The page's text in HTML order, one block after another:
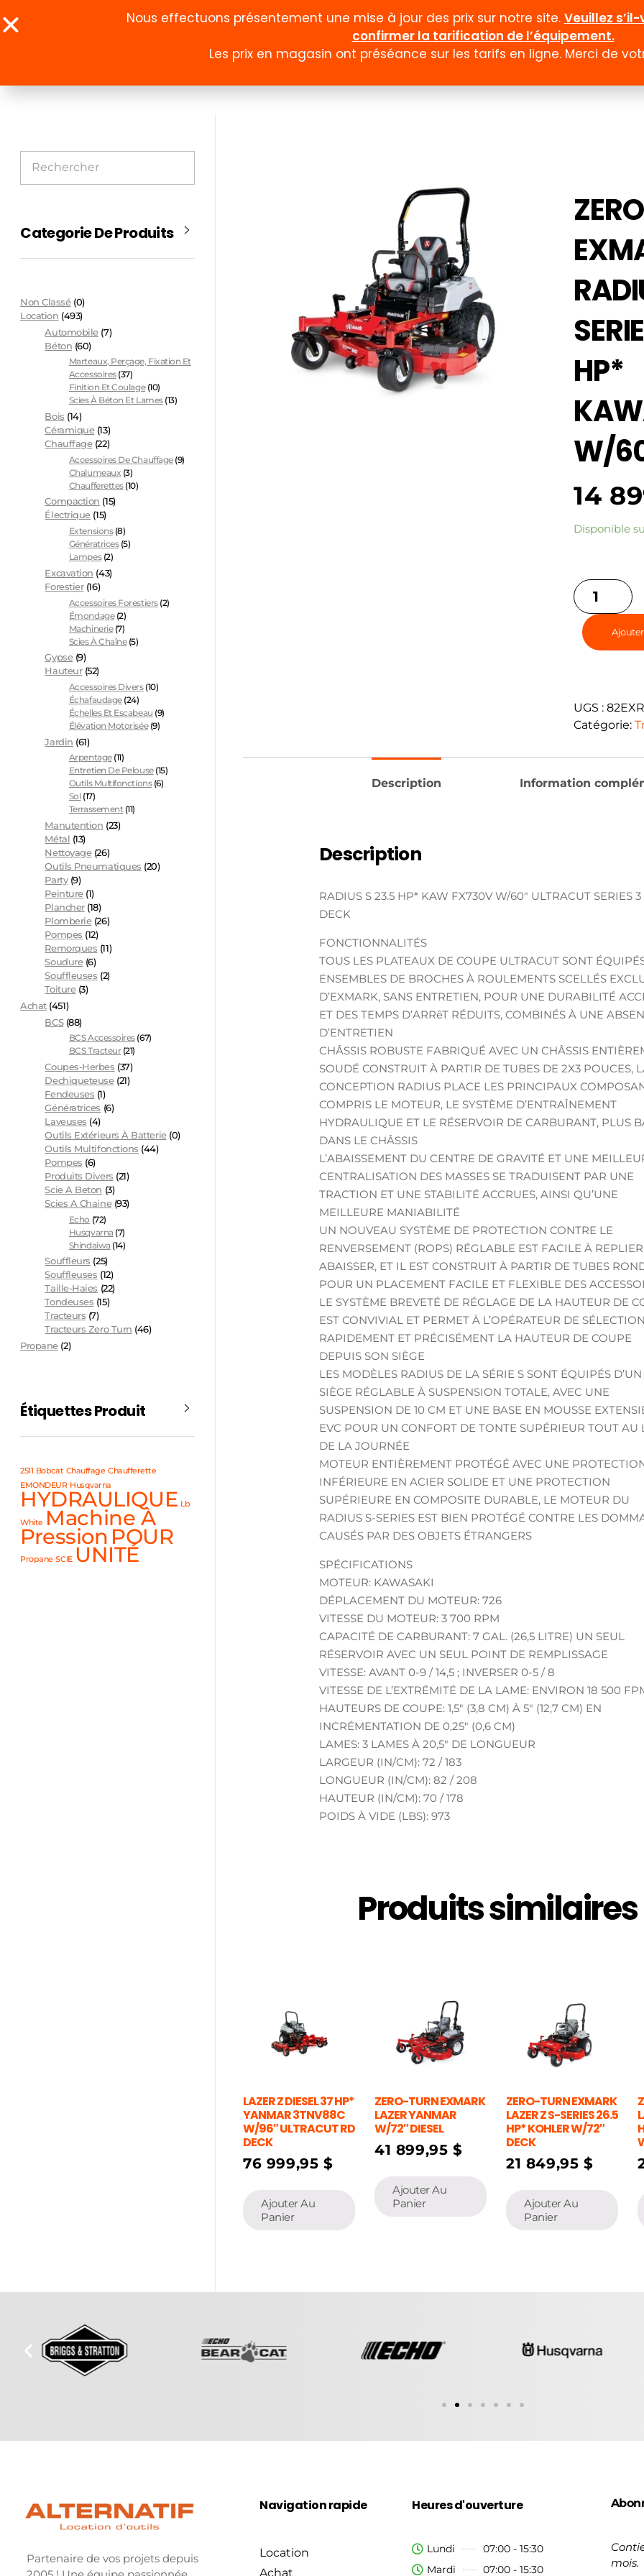
À propos Boutique Documentation Formulaires Promotion
HP*
W/
14
Disponible
UGS :
Catégorie:
Description Information
Description
RADIUS S 23.5 HP* KAW FX730V W/60″ ULTRACUT SERIES 3
DECK
FONCTIONNALITÉS
TOUS LES PLATEAUX DE COUPE ULTRACUT SONT
ENSEMBLES DE BROCHES À ROULEMENTS SCELLÉS
D’EXMARK, SANS ENTRETIEN, POUR UNE DURABILITÉ
ET DES TEMPS D’ARRêT RÉDUITS, COMBINÉS À UNE
D’ENTRETIEN
CHÂSSIS ROBUSTE FABRIQUÉ AVEC UN CHÂSSIS
SOUDÉ CONSTRUIT À PARTIR DE TUBES DE 2X3 POUCES,
CONCEPTION RADIUS PLACE LES PRINCIPAUX
COMPRIS LE MOTEUR, LE SYSTÈME D’ENTRAÎNEMENT
HYDRAULIQUE ET LE RÉSERVOIR DE CARBURANT, PLUS
DANS LE CHÂSSIS
L’ABAISSEMENT DU CENTRE DE GRAVITÉ ET UNE
CENTRALISATION DES MASSES SE TRADUISENT PAR UNE
TRACTION ET UNE STABILITÉ ACCRUES, AINSI QU’UNE
MEILLEURE MANIABILITÉ
UN NOUVEAU SYSTÈME DE PROTECTION CONTRE LE
RENVERSEMENT (ROPS) RÉGLABLE EST FACILE À
ABAISSER, ET IL EST CONSTRUIT À PARTIR DE TUBES
POUR UN PLACEMENT FACILE ET FLEXIBLE DES
LE SYSTÈME BREVETÉ DE RÉGLAGE DE LA HAUTEUR DE
EST CONVIVIAL ET PERMET À L’OPÉRATEUR DE
RAPIDEMENT ET PRÉCISÉMENT LA HAUTEUR DE COUPE
DEPUIS SON SIÈGE
LES MODÈLES RADIUS DE LA SÉRIE S SONT ÉQUIPÉS D’UN
SIÈGE RÉGLABLE À SUSPENSION TOTALE, AVEC UNE
SUSPENSION DE 10 CM ET UNE BASE EN MOUSSE
EVC POUR UN CONFORT DE TONTE SUPÉRIEUR TOUT AU
DE LA JOURNÉE
MOTEUR ENTIÈREMENT PROTÉGÉ AVEC UNE
INFÉRIEURE EN ACIER SOLIDE ET UNE PROTECTION
SUPÉRIEURE EN COMPOSITE DURABLE, LE MOTEUR DU
RADIUS S-SERIES EST BIEN PROTÉGÉ CONTRE LES
CAUSÉS PAR DES OBJETS ÉTRANGERS
SPÉCIFICATIONS
MOTEUR: KAWASAKI
DÉPLACEMENT DU MOTEUR: 726
VITESSE DU MOTEUR: 3 700 RPM
CAPACITÉ DE CARBURANT: 7 GAL. (26,5 LITRE) UN SEUL
RÉSERVOIR AVEC UN SEUL POINT DE REMPLISSAGE
VITESSE: AVANT 0-9 / 14,5 ; INVERSER 0-5 / 8
VITESSE DE L’EXTRÉMITÉ DE LA LAME: ENVIRON 18 500
HAUTEURS DE COUPE: 1,5″ (3,8 CM) À 5″ (12,7 CM) EN
INCRÉMENTATION DE 0,25″ (0,6 CM)
LAMES: 3 LAMES À 20,5″ DE LONGUEUR
LARGEUR (IN/CM): 72 / 183
LONGUEUR (IN/CM): 82 / 208
HAUTEUR (IN/CM): 70 / 178
POIDS À VIDE (LBS): 973
Produits similaires
LAZER Z DIESEL 37 HP*
YANMAR 3TNV88C
W/96″ ULTRACUT RD
DECK
76 999,95 $
Ajouter Au
Panier
ZERO-TURN EXMARK
LAZER YANMAR
W/72″ DIESEL
41 899,95 $
Ajouter Au
Panier
ZERO-TURN EXMARK
LAZER Z S-SERIES 26.5
HP* KOHLER W/72″
DECK
21 849,95 $
Ajouter Au
Panier
Categorie De Produits
Non Classé (0)
Location (493)
Automobile (7)
Béton (60)
Marteaux, Perçage, Fixation Et
Accessoires (37)
Finition Et Coulage (10)
Scies À Béton Et Lames (13)
Bois (14)
Céramique (13)
Chauffage (22)
Accessoires De Chauffage (9)
Chalumeaux (3)
Chaufferettes (10)
Compaction (15)
Électrique (15)
Extensions (8)
Génératrices (5)
Lampes (2)
Excavation (43)
Forestier (16)
Accessoires Forestiers (2)
Émondage (2)
Machinerie (7)
Scies À Chaîne (5)
Gypse (9)
Hauteur (52)
Accessoires Divers (10)
Échafaudage (24)
Échelles Et Escabeau (9)
Élévation Motorisée (9)
Jardin (61)
Arpentage (11)
Entretien De Pelouse (15)
Outils Multifonctions (6)
Sol (17)
Terrassement (11)
Manutention (23)
Métal (13)
Nettoyage (26)
Outils Pneumatiques (20)
Party (9)
Peinture (1)
Plancher (18)
Plomberie (26)
Pompes (12)
Remorques (11)
Soudure (6)
Souffleuses (2)
Toiture (3)
Achat (451)
BCS (88)
BCS Accessoires (67)
BCS Tracteur (21)
Coupes-Herbes (37)
Dechiqueteuse (21)
Fendeuses (1)
Génératrices (6)
Laveuses (4)
Outils Extérieurs À Batterie (0)
Outils Multifonctions (44)
Pompes (6)
Produits Divers (21)
Scie A Beton (3)
Scies A Chaine (93)
Echo (72)
Husqvarna (7)
Shindaiwa (14)
Souffleurs (25)
Souffleuses (12)
Taille-Haies (22)
Tondeuses (15)
Tracteurs (7)
Tracteurs Zero Turn (46)
Propane (2)
Étiquettes Produit
2511 Bobcat Chauffage Chaufferette
EMONDEUR Husqvarna
HYDRAULIQUE Lb
White Machine À
Pression POUR
Propane SCIE UNITÉ
Partenaire de vos projets depuis
Navigation rapide
Location
Achat
Heures d'ouverture
Lundi
07:00 - 15:30
Mardi
07:00 - 15:30
mois.
Nous effectuons présentement une mise à jour des prix sur notre site. Veuillez
confirmer la tarification de l’équipement.
Les prix en magasin ont préséance sur les tarifs en ligne. Merci de